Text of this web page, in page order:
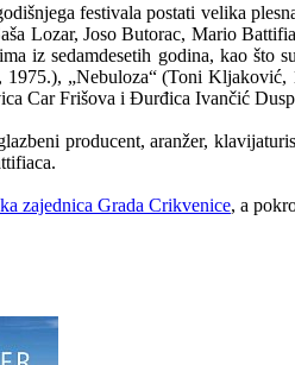
festivala postati velika
Lozar, Joso Butorac, Mario
iz sedamdesetih godina, kao
„Nebuloza“ (Toni
Car Frišova i Đurđica Ivančić
producent, aranžer,
zajednica Grada Crikvenice, a